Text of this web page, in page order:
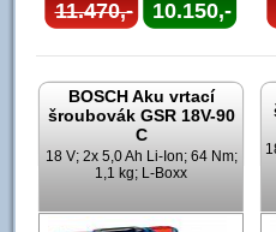
11.470,- 10.150,-
BOSCH Aku vrtací
šroubovák GSR 18V-90
C
18 V; 2x 5,0 Ah Li-Ion; 64 Nm;
1,1 kg; L-Boxx